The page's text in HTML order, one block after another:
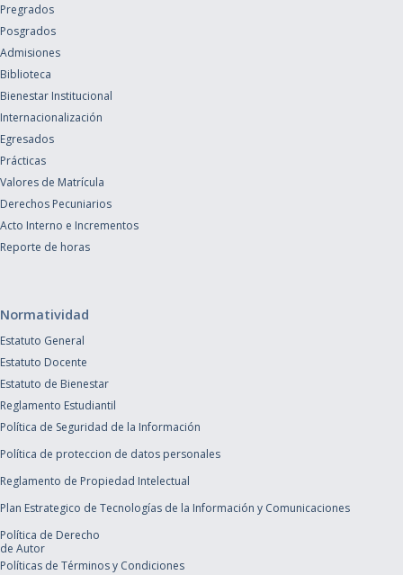
Pregrados
Posgrados
Admisiones
Biblioteca
Bienestar Institucional
Internacionalización
Egresados
Prácticas
Valores de Matrícula
Derechos Pecuniarios
Acto Interno e Incrementos
Reporte de horas
Normatividad
Estatuto General
Estatuto Docente
Estatuto de Bienestar
Reglamento Estudiantil
Política de Seguridad de la Información
Política de proteccion de datos personales
Reglamento de Propiedad Intelectual
Plan Estrategico de Tecnologías de la Información y Comunicaciones
Política de Derecho
de Autor
Políticas de Términos y Condiciones